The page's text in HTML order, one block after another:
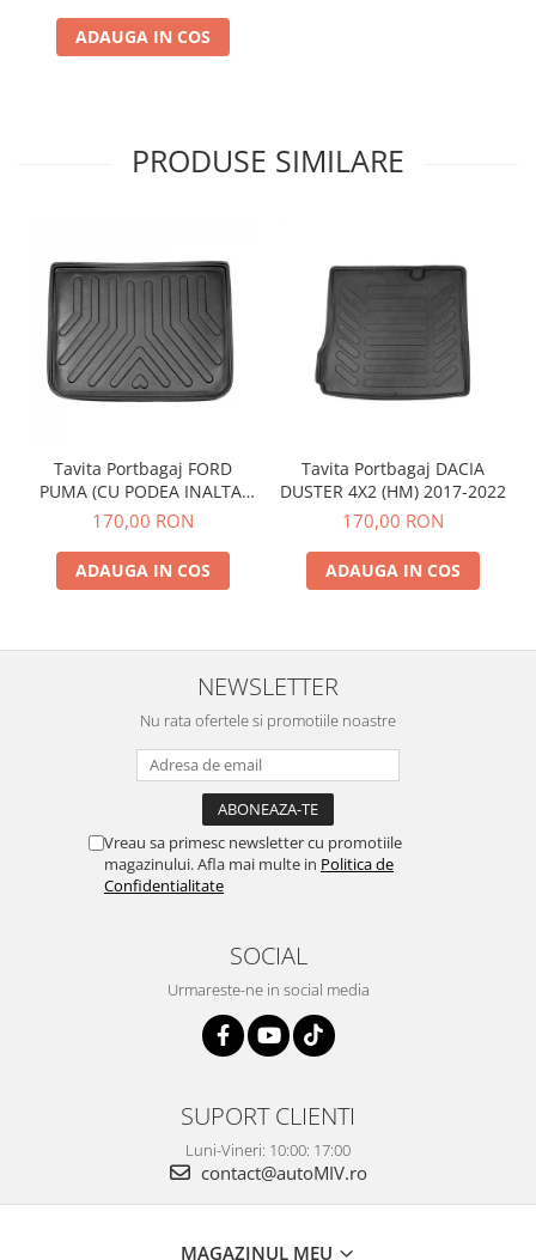
ADAUGA IN COS
PRODUSE SIMILARE
Tavita Portbagaj FORD
PUMA (CU PODEA INALTA)
2019-
170,00 RON
ADAUGA IN COS
Tavita Portbagaj DACIA
DUSTER 4X2 (HM) 2017-2022
170,00 RON
ADAUGA IN COS
NEWSLETTER
Nu rata ofertele si promotiile noastre
Vreau sa primesc newsletter cu promotiile
magazinului. Afla mai multe in Politica de
Confidentialitate
SOCIAL
Urmareste-ne in social media
SUPORT CLIENTI
Luni-Vineri: 10:00: 17:00
contact@autoMIV.ro
MAGAZINUL MEU